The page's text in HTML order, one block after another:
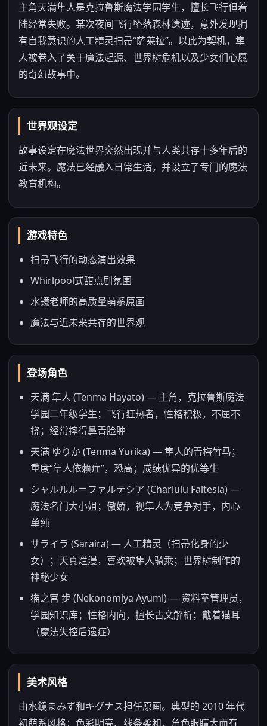
主角天满隼人是克拉鲁斯魔法学园学生，擅长飞行但着
陆经常失败。某次夜间飞行坠落森林遗迹，意外发现拥
有自我意识的人工精灵扫帚“萨莱拉”。以此为契机，隼
人被卷入了关于魔法起源、世界树危机以及少女们心愿
的奇幻故事中。
世界观设定
故事设定在魔法世界突然出现并与人类共存十多年后的
近未来。魔法已经融入日常生活，并设立了专门的魔法
教育机构。
游戏特色
扫帚飞行的动态演出效果
Whirlpool式甜点剧氛围
水镜老师的高质量萌系原画
魔法与近未来共存的世界观
登场角色
天满 隼人 (Tenma Hayato) — 主角，克拉鲁斯魔法
学园二年级学生；飞行狂热者，性格积极，不屈不
挠；经常摔得鼻青脸肿
天满 ゆりか (Tenma Yurika) — 隼人的青梅竹马；
重度“隼人依赖症”，恐高；成绩优异的优等生
シャルルル＝ファルテシア (Charlulu Faltesia) —
魔法名门大小姐；傲娇，视隼人为竞争对手，内心
单纯
サライラ (Saraira) — 人工精灵（扫帚化身的少
女）；天真烂漫，喜欢被隼人骑乘；世界树制作的
神秘少女
猫之宫 步 (Nekonomiya Ayumi) — 资料室管理员，
学园知识库；性格内向，擅长古文解析；戴着猫耳
（魔法失控后遗症）
美术风格
由水鏡まみず和キグナス担任原画。典型的 2010 年代
初萌系风格：色彩明亮、线条柔和，角色眼睛大而有